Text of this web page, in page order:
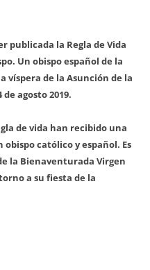
publicada la Regla de Vida
Un obispo español de la
víspera de la Asunción de la
de agosto 2019.
de vida han recibido una
católico y español. Es
la Bienaventurada Virgen
a su fiesta de la